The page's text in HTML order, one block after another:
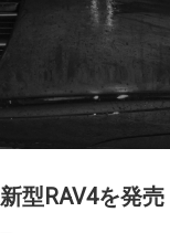
新型RAV4を発売